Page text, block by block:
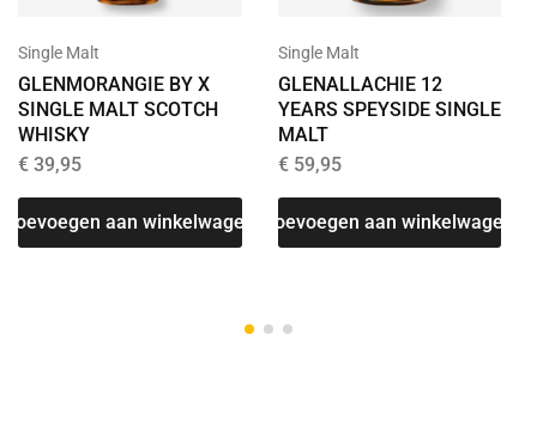
Single Malt
GLENMORANGIE BY X
SINGLE MALT SCOTCH
WHISKY
€ 39,95
Toevoegen aan winkelwagen
Single Malt
GLENALLACHIE 12
YEARS SPEYSIDE SINGLE
MALT
€59,95
Toevoegen aan winkelwagen